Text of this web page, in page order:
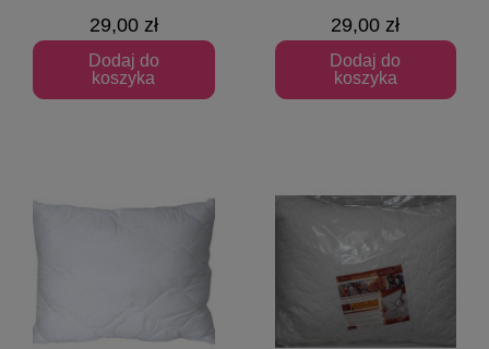
29,00 zł
Dodaj do
koszyka
29,00 zł
Dodaj do
koszyka